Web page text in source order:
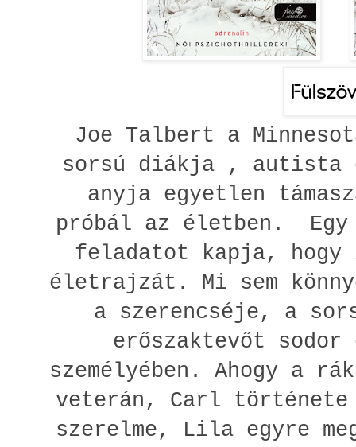
Joe Talbert a
sorsú diákja , autista
anyja egyetlen
próbál az életben. Egy
feladatot kapja, hogy
életrajzát. Mi sem
a szerencséje, a
erőszaktevőt
személyében. Ahogy a
veterán, Carl
szerelme, Lila egyre